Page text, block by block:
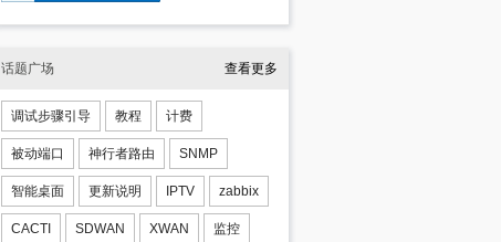
话题广场 查看更多
调试步骤引导 教程 计费
被动端口 神行者路由 SNMP
智能桌面 更新说明 IPTV zabbix
CACTI SDWAN XWAN 监控